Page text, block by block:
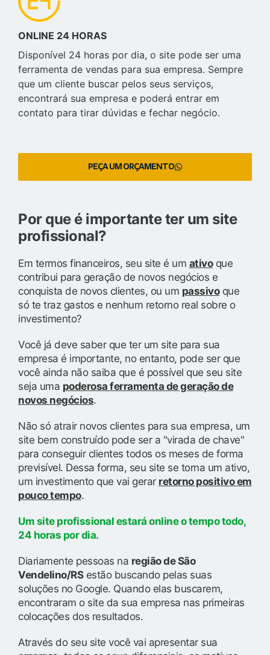
ONLINE 24 HORAS
Disponível 24 horas por dia, o site pode ser uma
ferramenta de vendas para sua empresa. Sempre
que um cliente buscar pelos seus serviços,
encontrará sua empresa e poderá entrar em
contato para tirar dúvidas e fechar negócio.
PEÇA UM ORÇAMENTO
Por que é importante ter um site
profissional?
Em termos financeiros, seu site é um ativoque
contribui para geração de novos negócios e
conquista de novos clientes, ou um passivoque
só te traz gastos e nenhum retorno real sobre o
investimento?
Você já deve saber que ter um site para sua
empresa é importante, no entanto, pode ser que
você ainda não saiba que é possível que seu site
seja uma poderosa ferramenta de geração de
novos negócios.
Não só atrair novos clientes para sua empresa, um
site bem construído pode ser a "virada de chave"
para conseguir clientes todos os meses de forma
previsível. Dessa forma, seu site se torna um ativo,
um investimento que vai gerar retorno positivo em
pouco tempo.
Um site profissional estará online o tempo todo,
24 horas por dia.
Diariamente pessoas na região de São
Vendelino/RSestão buscando pelas suas
soluções no Google. Quando elas buscarem,
encontraram o site da sua empresa nas primeiras
colocações dos resultados.
Através do seu site você vai apresentar sua